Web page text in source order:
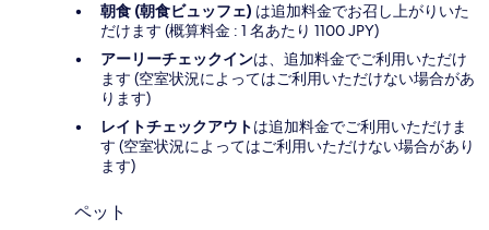
朝食 (朝食ビュッフェ) は追加料金でお召し上がりいた
だけます (概算料金 : 1 名あたり 1100 JPY)
アーリーチェックインは、追加料金でご利用いただけ
ます (空室状況によってはご利用いただけない場合があ
ります)
レイトチェックアウトは追加料金でご利用いただけま
す (空室状況によってはご利用いただけない場合があり
ます)
ペット